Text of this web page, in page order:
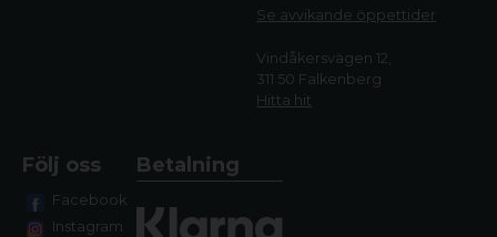
Se avvikande öppettider
Vindåkersvägen 12,
311 50 Falkenberg
Hitta hit
Följ oss
Facebook
Instagram
Betalning